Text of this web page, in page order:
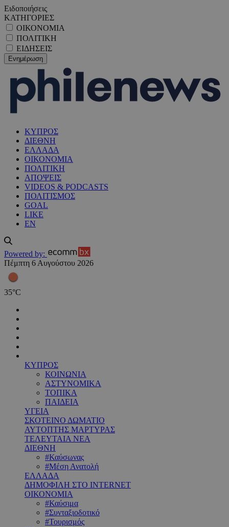
Ειδοποιήσεις
ΚΑΤΗΓΟΡΙΕΣ
ΟΙΚΟΝΟΜΙΑ
ΠΟΛΙΤΙΚΗ
ΕΙΔΗΣΕΙΣ
ΚΥΠΡΟΣ
ΔΙΕΘΝΗ
ΕΛΛΑΔΑ
ΟΙΚΟΝΟΜΙΑ
ΠΟΛΙΤΙΚΗ
ΑΠΟΨΕΙΣ
VIDEOS & PODCASTS
ΠΟΛΙΤΙΣΜΟΣ
GOAL
LIKE
EN
Powered by:
Πέμπτη 6 Αυγούστου 2026
35°C
ΚΥΠΡΟΣ
ΚΟΙΝΩΝΙΑ
ΑΣΤΥΝΟΜΙΚΑ
ΤΟΠΙΚΑ
ΠΑΙΔΕΙΑ
ΥΓΕΙΑ
ΣΚΟΤΕΙΝΟ ΔΩΜΑΤΙΟ
ΑΥΤΟΠΤΗΣ ΜΑΡΤΥΡΑΣ
ΤΕΛΕΥΤΑΙΑ ΝΕΑ
ΔΙΕΘΝΗ
#Καύσωνας
#Μέση Ανατολή
ΕΛΛΑΔΑ
ΔΗΜΟΦΙΛΗ ΣΤΟ INTERNET
ΟΙΚΟΝΟΜΙΑ
#Καύσιμα
#Συνταξιοδοτικό
#Τουρισμός